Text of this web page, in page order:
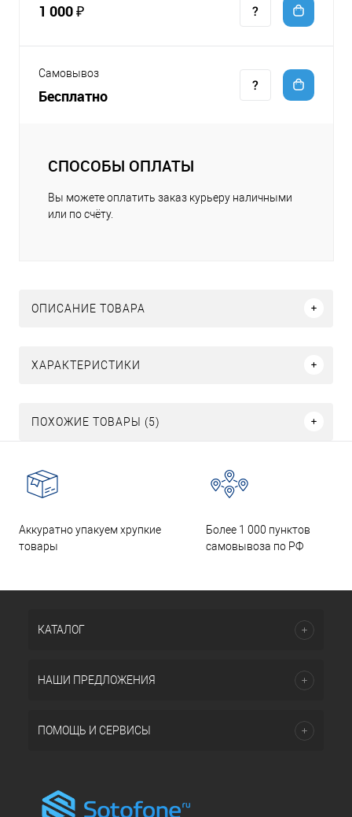
1 000 ₽
Самовывоз
Бесплатно
СПОСОБЫ ОПЛАТЫ
Вы можете оплатить заказ курьеру наличными
или по счёту.
ОПИСАНИЕ ТОВАРА
ХАРАКТЕРИСТИКИ
ПОХОЖИЕ ТОВАРЫ (5)
Аккуратно упакуем хрупкие
товары
Более 1 000 пунктов
самовывоза по РФ
КАТАЛОГ
НАШИ ПРЕДЛОЖЕНИЯ
ПОМОЩЬ И СЕРВИСЫ